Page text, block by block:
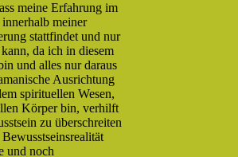
meine Erfahrung im
meiner
stattfindet und nur
da ich in diesem
und alles nur daraus
Ausrichtung
spirituellen Wesen,
Körper bin, verhilft
zu überschreiten
und noch